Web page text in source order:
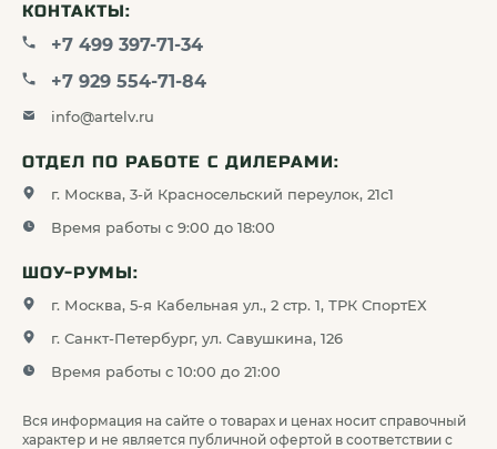
ключевых элементов точной стрельбы. Новая
конструкция механизмов ARTELV обеспечивает:
Чёткие и тактильно различимые клики
Уверенную фиксацию положения
Удобную регулировку даже в перчатках
Стрелок может вводить корректировки практически
клика позволяет быстро адаптировать прицел под
КОНТАКТЫ:
+7 499 397-71-34
+7 929 554-71-84
info@artelv.ru
ОТДЕЛ ПО РАБОТЕ С ДИЛЕРАМИ:
г. Москва, 3-й Красносельский переулок, 21с1
Время работы с 9:00 до 18:00
ШОУ-РУМЫ:
г. Москва, 5-я Кабельная ул., 2 стр. 1, ТРК СпортЕХ
г. Санкт-Петербург, ул. Савушкина, 126
Время работы с 10:00 до 21:00
Вся информация на сайте о товарах и ценах носит справочный
характер и не является публичной офертой в соответствии с